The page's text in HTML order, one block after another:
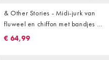
& Other Stories - Midi-jurk van
fluweel en chiffon met bandjes in
bordeauxrood
€ 64,99